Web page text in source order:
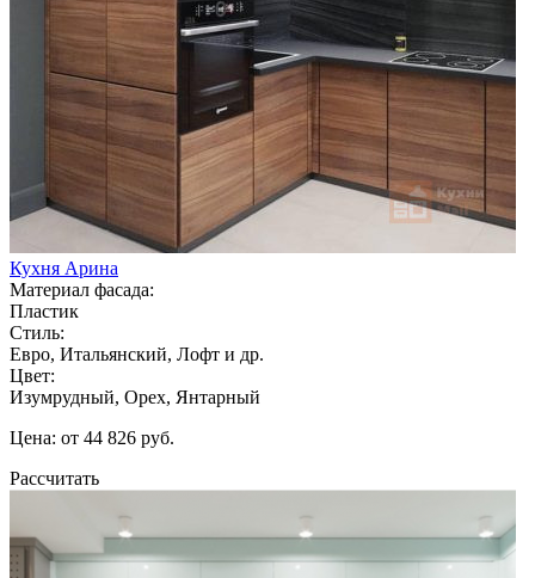
Кухня Арина
Материал фасада:
Пластик
Стиль:
Евро, Итальянский, Лофт и др.
Цвет:
Изумрудный, Орех, Янтарный
Цена: от 44 826 руб.
Рассчитать